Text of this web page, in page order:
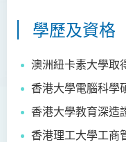
學歷及資格
澳洲紐卡素大學取
香港大學電腦科學
香港大學教育深造
香港理工大學工商